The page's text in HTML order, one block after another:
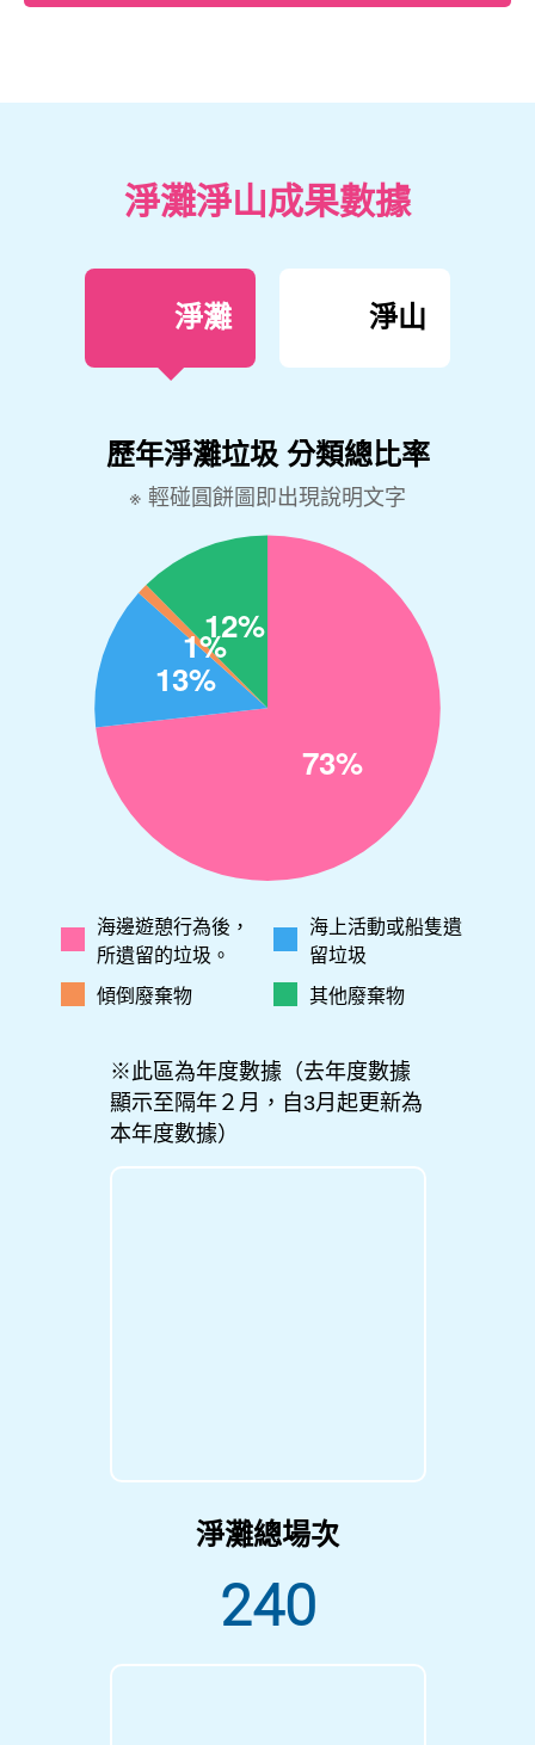
淨灘淨山成果數據
淨灘
海邊遊憩行為後，
所遺留的垃圾。
海上活動或船隻遺
留垃圾
傾倒廢棄物
其他廢棄物
※此區為年度數據（去年度數據
顯示至隔年２月，自3月起更新為
本年度數據）
淨灘總場次
240
淨山